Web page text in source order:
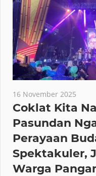
16 November 2025
Coklat Kita
Pasundan
Perayaan
Spektakuler,
Warga